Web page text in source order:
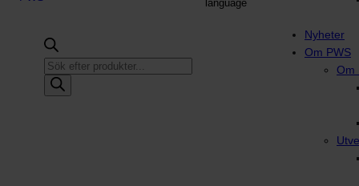
Produktsökning
Nyheter
Om PWS
Om